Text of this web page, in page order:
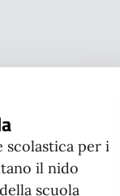
scolastica per i
il nido
scuola